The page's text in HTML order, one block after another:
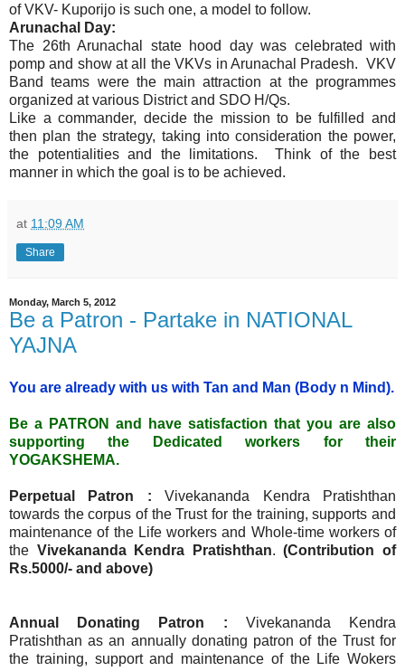
of VKV- Kuporijo is such one, a model to follow.
Arunachal Day:
The 26th Arunachal state hood day was celebrated with
pomp and show at all the VKVs in Arunachal Pradesh. VKV
Band teams were the main attraction at the programmes
organized at various District and SDO H/Qs.
Like a commander, decide the mission to be fulfilled and
then plan the strategy, taking into consideration the power,
the potentialities and the limitations. Think of the best
manner in which the goal is to be achieved.
at 11:09 AM
Share
Monday, March 5, 2012
Be a Patron - Partake in NATIONAL
YAJNA
You are already with us with Tan and Man (Body n Mind).
Be a PATRON and have satisfaction that you are also
supporting the Dedicated workers for their
YOGAKSHEMA.
Perpetual Patron : Vivekananda Kendra Pratishthan
towards the corpus of the Trust for the training, supports and
maintenance of the Life workers and Whole-time workers of
the Vivekananda Kendra Pratishthan.(Contribution of
Rs.5000/- and above)
Annual Donating Patron : Vivekananda Kendra
Pratishthan as an annually donating patron of the Trust for
the training, support and maintenance of the Life Wokers